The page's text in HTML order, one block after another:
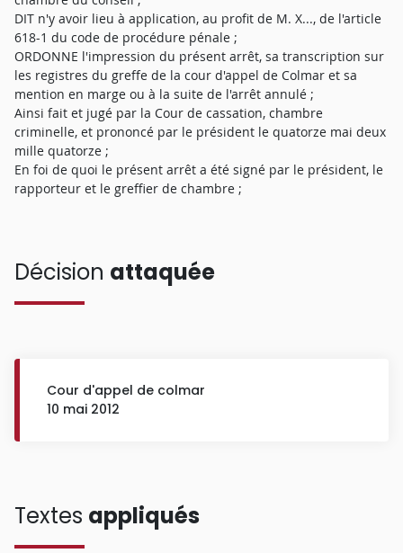
DIT n'y avoir lieu à application, au profit de M. X..., de l'article
618-1 du code de procédure pénale ;
ORDONNE l'impression du présent arrêt, sa transcription sur
les registres du greffe de la cour d'appel de Colmar et sa
mention en marge ou à la suite de l'arrêt annulé ;
Ainsi fait et jugé par la Cour de cassation, chambre
criminelle, et prononcé par le président le quatorze mai deux
mille quatorze ;
En foi de quoi le présent arrêt a été signé par le président, le
rapporteur et le greffier de chambre ;
Décision attaquée
Cour d'appel de colmar
10 mai 2012
Textes appliqués